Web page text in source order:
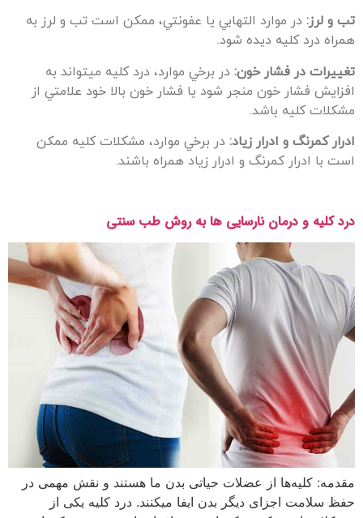
تب و لرز:در موارد التهابي يا عفونتي، ممکن است تب و لرز به
همراه درد کليه ديده شود.
تغييرات در فشار خون: در برخي موارد، درد کليه ميتواند به
افزايش فشار خون منجر شود يا فشار خون بالا خود علامتي از
مشکلات کليه باشد.
ادرار کمرنگ و ادرار زياد:در برخي موارد، مشکلات کليه ممکن
است با ادرار کمرنگ و ادرار زياد همراه باشند.
درد کلیه و درمان نارسایی ها به روش طب سنتی
مقدمه: کلیه‌ها از عضلات حیاتی بدن ما هستند و نقش مهمی در
حفظ سلامت اجزای دیگر بدن ایفا میکنند. درد کلیه یکی از